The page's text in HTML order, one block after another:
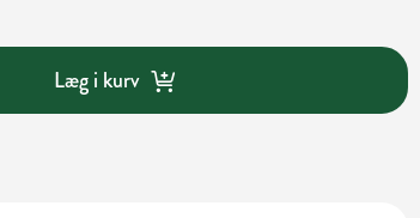
Læg i kurv